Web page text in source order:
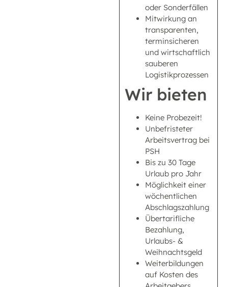
oder Sonderfällen
Mitwirkung an
transparenten,
terminsicheren
und wirtschaftlich
sauberen
Logistikprozessen
Wir bieten
Keine Probezeit!
Unbefristeter
Arbeitsvertrag bei
PSH
Bis zu 30 Tage
Urlaub pro Jahr
Möglichkeit einer
wöchentlichen
Abschlagszahlung
Übertarifliche
Bezahlung,
Urlaubs- &
Weihnachtsgeld
Weiterbildungen
auf Kosten des